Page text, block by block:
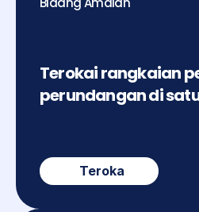
Terokai rangkaian
perundangan di
Teroka